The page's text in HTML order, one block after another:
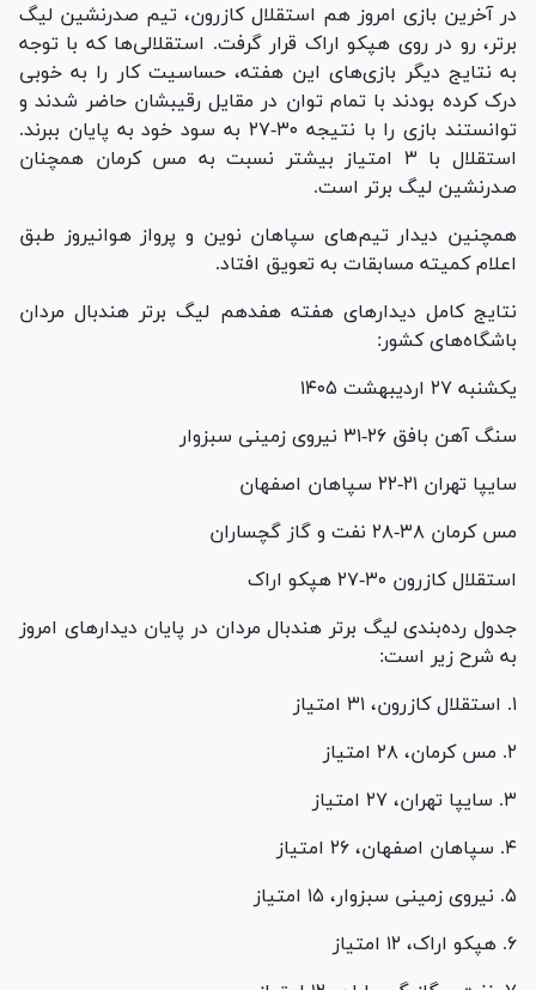
در آخرین بازی امروز هم استقلال کازرون، تیم صدرنشین لیگ
برتر، رو در روی هپکو اراک قرار گرفت. استقلالی‌ها که با توجه
به نتایج دیگر بازی‌های این هفته، حساسیت کار را به خوبی
درک کرده بودند با تمام توان در مقایل رقیبشان حاضر شدند و
توانستند بازی را با نتیجه ۳۰-۲۷ به سود خود به پایان ببرند.
استقلال با ۳ امتیاز بیشتر نسبت به مس کرمان همچنان
صدرنشین لیگ برتر است.
همچنین دیدار تیم‌های سپاهان نوین و پرواز هوانیروز طبق
اعلام کمیته مسابقات به تعویق افتاد.
نتایج کامل دیدار‌های هفته هفدهم لیگ برتر هندبال مردان
باشگاه‌های کشور:
یکشنبه ۲۷ اردیبهشت ۱۴۰۵
سنگ آهن بافق ۲۶-۳۱ نیروی زمینی سبزوار
سایپا تهران ۲۱-۲۲ سپاهان اصفهان
مس کرمان ۳۸-۲۸ نفت و گاز گچساران
استقلال کازرون ۳۰-۲۷ هپکو اراک
جدول رده‌بندی لیگ برتر هندبال مردان در پایان دیدار‌های امروز
به شرح زیر است:
۱. استقلال کازرون، ۳۱ امتیاز
۲. مس کرمان، ۲۸ امتیاز
۳. سایپا تهران، ۲۷ امتیاز
۴. سپاهان اصفهان، ۲۶ امتیاز
۵. نیروی زمینی سبزوار، ۱۵ امتیاز
۶. هپکو اراک، ۱۲ امتیاز